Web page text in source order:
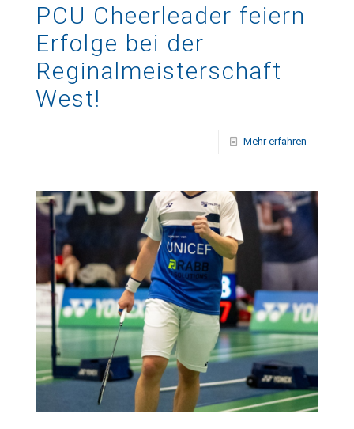
PCU Cheerleader feiern
Erfolge bei der
Reginalmeisterschaft
West!
Mehr erfahren